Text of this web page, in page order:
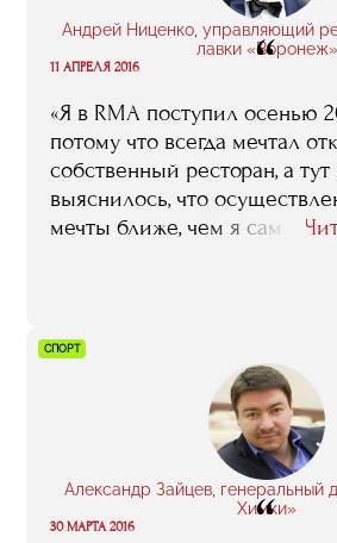
Андрей Ниценко, управляющий
лавки «Воронеж»
“
11 АПРЕЛЯ 2016
«Я в RMA поcтупил осенью
потому что всегда мечтал
собственный ресторан, а тут
выяснилось, что
мечты ближе, чем я сам мог
новичком меня сложно было
меня даже многие
нас лекции читали и
компания мясо поставляла,
занятий узнавали,
менее, могу однозначно
сделал правильный, учеба
СПОРТ
Александр Зайцев, генеральный
Химки»
“
30 МАРТА 2016